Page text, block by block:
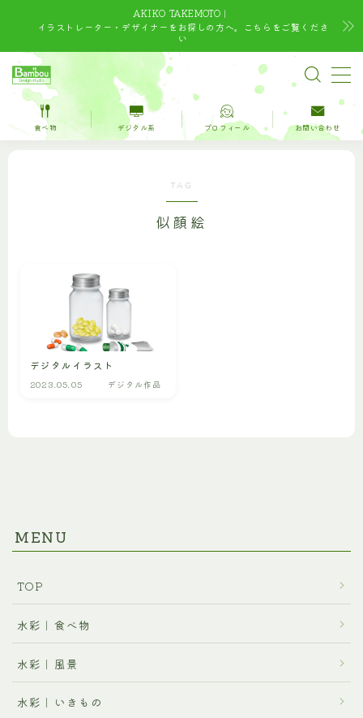
AKIKO TAKEMOTO｜
イラストレーター・デザイナーをお探しの方へ。こちらをご覧くださ
い
MENU
TOP
デジタルイラスト
デザイン
プロフィール
食べ物 デジタル系 プロフィール お問い合わせ
TAG
似顔絵
デジタルイラスト
2023.05.05 デジタル作品
MENU
TOP
水彩｜食べ物
水彩｜風景
水彩｜いきもの